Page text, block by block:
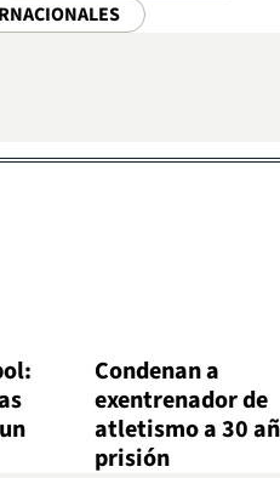
Condenan a
exentrenador de
atletismo a 30
prisión